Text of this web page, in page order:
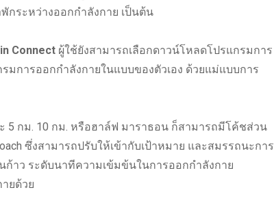
กระหว่างออกกำลังกาย เป็นต้น
Connect ผู้ใช้ยังสามารถเลือกดาวน์โหลดโปรแกรมการ
มการออกกำลังกายในแบบของตัวเอง ด้วยแม่แบบการ
5 กม. 10 กม. หรือฮาล์ฟ มาราธอน ก็สามารถมีโค้ชส่วน
ซึ่งสามารถปรับให้เข้ากับเป้าหมาย และสมรรถนะการ
ก้าว ระดับนาทีความเข้มข้นในการออกกำลังกาย
ยด้วย